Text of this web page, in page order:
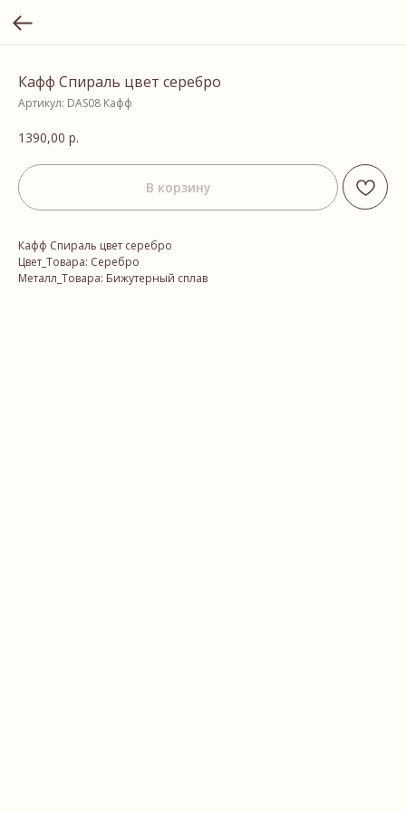
Кафф Спираль цвет серебро
Артикул: DAS08 Кафф
1390,00 р.
В корзину
Кафф Спираль цвет серебро
Цвет_Товара: Серебро
Металл_Товара: Бижутерный сплав